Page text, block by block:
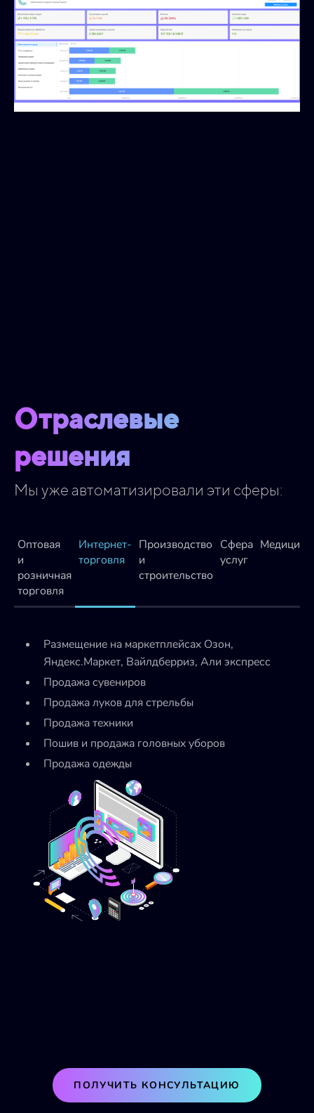
Отраслевые
решения
Мы уже автоматизировали эти сферы:
Оптовая
и
розничная
торговля
Интернет-
торговля
Производство
и
строительство
Сфера
услуг
Медицина
Размещение на маркетплейсах Озон,
Яндекс.Маркет, Вайлдберриз, Али экспресс
Продажа сувениров
Продажа луков для стрельбы
Продажа техники
Пошив и продажа головных уборов
Продажа одежды
ПОЛУЧИТЬ КОНСУЛЬТАЦИЮ